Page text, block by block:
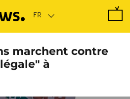
marchent contre
à